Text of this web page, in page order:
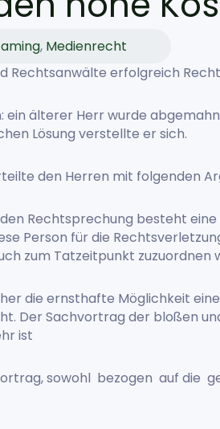
, Medienrecht
Rechtsanwälte erfolgreich
ein älterer Herr wurde
Lösung verstellte er sich.
den Herren mit folgenden
Rechtsprechung besteht
Person für die
zum Tatzeitpunkt zuzuordnen
die ernsthafte Möglichkeit
Der Sachvortrag der bloßen
ist
sowohl bezogen auf die